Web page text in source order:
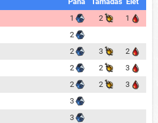
1 2
1
2
2 3
2
2 2
3
2 2
3
3
3